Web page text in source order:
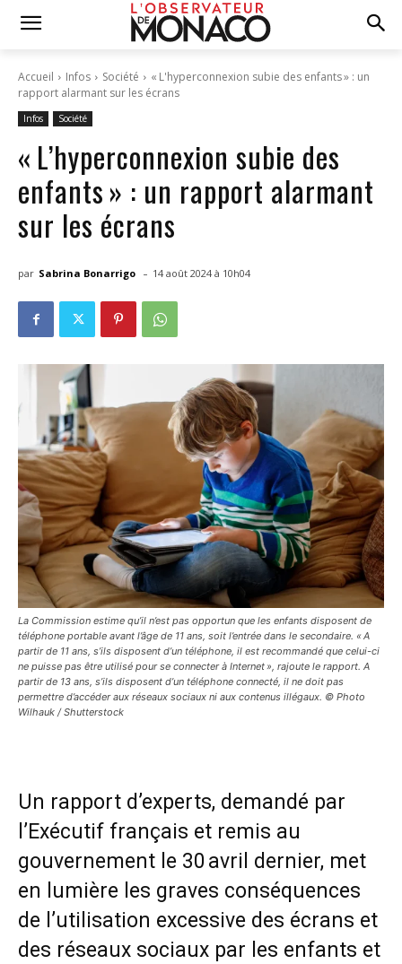
Accueil Infos Société
« L'hyperconnexion subie des enfants » : un
rapport alarmant sur les écrans
Infos Société
« L’hyperconnexion subie des
enfants » : un rapport alarmant
sur les écrans
par Sabrina Bonarrigo - 14 août 2024 à 10h04
La Commission estime qu’il n’est pas opportun que les enfants disposent de
téléphone portable avant l’âge de 11 ans, soit l’entrée dans le secondaire. « A
partir de 11 ans, s’ils disposent d’un téléphone, il est recommandé que celui-ci
ne puisse pas être utilisé pour se connecter à Internet », rajoute le rapport. A
partir de 13 ans, s’ils disposent d’un téléphone connecté, il ne doit pas
permettre d’accéder aux réseaux sociaux ni aux contenus illégaux. © Photo
Wilhauk / Shutterstock
Un rapport d’experts, demandé par
l’Exécutif français et remis au
gouvernement le 30 avril dernier, met
en lumière les graves conséquences
de l’utilisation excessive des écrans et
des réseaux sociaux par les enfants et